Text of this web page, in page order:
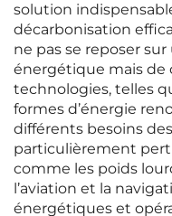
solution
décarbonisation
ne pas se reposer
énergétique mais de
technologies, telles
formes d’énergie
différents besoins
particulièrement
comme les poids
l’aviation et la
énergétiques et